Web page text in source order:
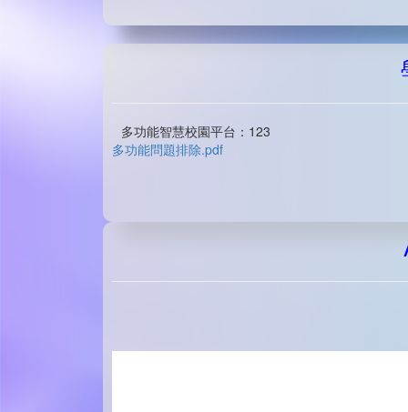
多功能智慧校園平台：123
多功能問題排除.pdf